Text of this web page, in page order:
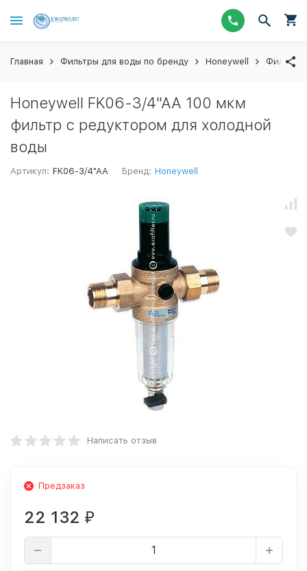
Главная Фильтры для воды по бренду Honeywell Фильтры
Honeywell FK06-3/4"AA 100 мкм
фильтр с редуктором для холодной
воды
Артикул: FK06-3/4"AA Бренд: Honeywell
Написать отзыв
Предзаказ
22 132 ₽